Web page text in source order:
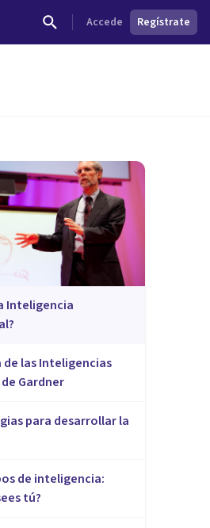
Accede Regístrate
Inteligencia
de las Inteligencias
Gardner
para desarrollar la
de inteligencia:
tú?